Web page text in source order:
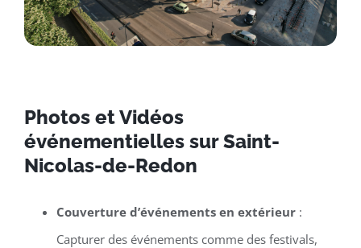
Photos et Vidéos
événementielles sur Saint-
Nicolas-de-Redon
Couverture d’événements en extérieur:
Capturer des événements comme des festivals,